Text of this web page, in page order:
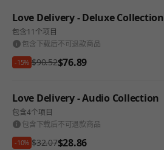
Love Delivery - Deluxe Collection
包含11个项目
包含下载后不可退款商品
-15% $90.52$76.89
Love Delivery - Audio Collection
包含4个项目
包含下载后不可退款商品
-10% $32.07$28.86